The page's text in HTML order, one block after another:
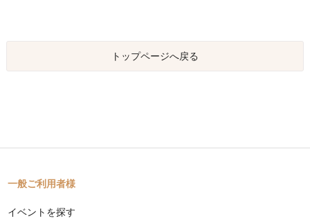
トップページへ戻る
一般ご利用者様
イベントを探す